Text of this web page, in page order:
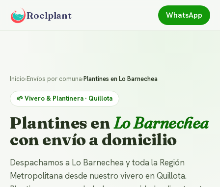
Roelplant WhatsApp
Inicio›Envíos por comuna›Plantines en Lo Barnechea
🌱 Vivero & Plantinera · Quillota
Plantines enLo Barnechea
con envío a domicilio
Despachamos a Lo Barnechea y toda la Región
Metropolitana desde nuestro vivero en Quillota.